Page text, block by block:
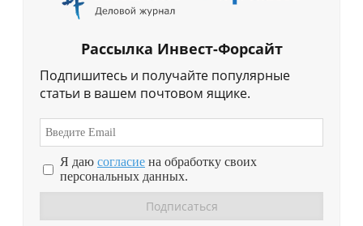
Рассылка Инвест-Форсайт
Подпишитесь и получайте популярные
статьи в вашем почтовом ящике.
Я даю согласие на обработку своих
персональных данных.